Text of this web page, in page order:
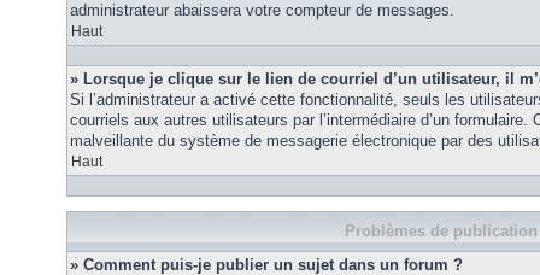
administrateur abaissera votre compteur de messages.
Haut
» Lorsque je clique sur le lien de courriel d’un utilisateur, il
Si l’administrateur a activé cette fonctionnalité, seuls les
courriels aux autres utilisateurs par l’intermédiaire d’un formulaire.
malveillante du système de messagerie électronique par des
Haut
Problèmes de publication
» Comment puis-je publier un sujet dans un forum ?